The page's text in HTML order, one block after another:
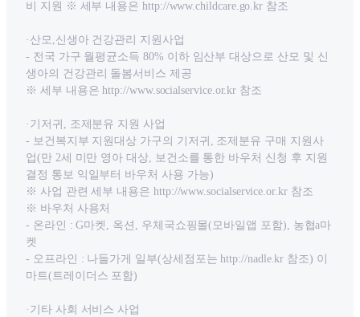
비 지원 ※ 세부 내용은 http://www.childcare.go.kr 참조
·산모,신생아 건강관리 지원사업
- 전국 가구 월평균소득 80% 이하 임산부 대상으로 산모 및 신
생아의 건강관리 돌봄서비스 제공
※ 세부 내용은 http://www.socialservice.or.kr 참조
·기저귀, 조제분유 지원 사업
- 보건복지부 지원대상 가구의 기저귀, 조제분유 구매 지원사
업(만 2세 미만 영아 대상, 보건소를 통한 바우처 신청 후 지원
결정 통보 익일부터 바우처 사용 가능)
※ 사업 관련 세부 내용은 http://www.socialservice.or.kr 참조
※ 바우처 사용처
- 온라인 : G마켓, 옥션, 우체국쇼핑몰(모바일앱 포함), 농협a마
켓
- 오프라인 : 나들가게 일부(상세점포는 http://nadle.kr 참조) 이
마트(트레이더스 포함)
·기타 사회 서비스 사업